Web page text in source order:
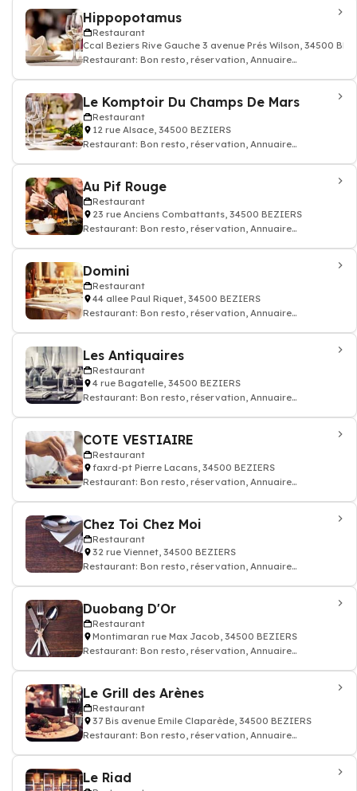
Hippopotamus
Restaurant
Ccal Beziers Rive Gauche 3 avenue Prés Wilson, 34500
Restaurant: Bon resto, réservation, Annuaire
Le Komptoir Du Champs De Mars
Restaurant
12 rue Alsace, 34500 BEZIERS
Restaurant: Bon resto, réservation, Annuaire
Au Pif Rouge
Restaurant
23 rue Anciens Combattants, 34500 BEZIERS
Restaurant: Bon resto, réservation, Annuaire
Domini
Restaurant
44 allee Paul Riquet, 34500 BEZIERS
Restaurant: Bon resto, réservation, Annuaire
Les Antiquaires
Restaurant
4 rue Bagatelle, 34500 BEZIERS
Restaurant: Bon resto, réservation, Annuaire
COTE VESTIAIRE
Restaurant
faxrd-pt Pierre Lacans, 34500 BEZIERS
Restaurant: Bon resto, réservation, Annuaire
Chez Toi Chez Moi
Restaurant
32 rue Viennet, 34500 BEZIERS
Restaurant: Bon resto, réservation, Annuaire
Duobang D'Or
Restaurant
Montimaran rue Max Jacob, 34500 BEZIERS
Restaurant: Bon resto, réservation, Annuaire
Le Grill des Arènes
Restaurant
37 Bis avenue Emile Claparède, 34500 BEZIERS
Restaurant: Bon resto, réservation, Annuaire
Le Riad